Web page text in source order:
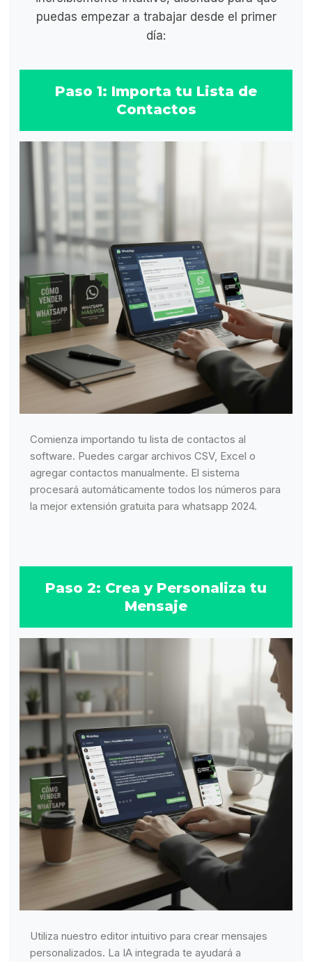
puedas empezar a trabajar desde el primer
día:
Paso 1: Importa tu Lista de
Contactos
Comienza importando tu lista de contactos al
software. Puedes cargar archivos CSV, Excel o
agregar contactos manualmente. El sistema
procesará automáticamente todos los números para
la mejor extensión gratuita para whatsapp 2024.
Paso 2: Crea y Personaliza tu
Mensaje
Utiliza nuestro editor intuitivo para crear mensajes
personalizados. La IA integrada te ayudará a